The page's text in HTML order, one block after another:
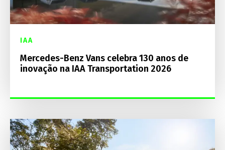
IAA
Mercedes-Benz Vans celebra 130 anos de
inovação na IAA Transportation 2026